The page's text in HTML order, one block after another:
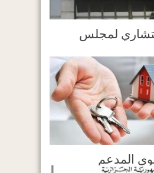
لمجلس
المدعم